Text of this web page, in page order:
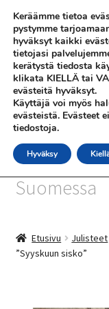
Siirry
navigointiin
Siirry
sisältöön
SHOP
INFO
SiniSusan
Suomessa
Etusivu Julisteet
”Syyskuun sisko”
Keräämme tietoa
pystymme
hyväksyt kaikki
tietojasi
kerätystä tiedosta
klikata KIELLÄ tai
evästeitä hyväksyt.
Käyttäjä voi myös
evästeistä. Evästeet
tiedostoja.
Hyväksy